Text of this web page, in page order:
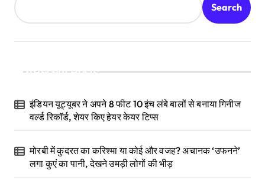
Search
Recent Posts
इंडियन यूट्यूबर ने अपने 8 फीट 10 इंच लंबे बालों से बनाया गिनीज
वर्ल्ड रिकॉर्ड, शेयर किए हेयर केयर टिप्स
मोरबी में कुदरत का करिश्मा या कोई और वजह? अचानक ‘उफनने’
लगा कुएं का पानी, देखने उमड़ी लोगों की भीड़